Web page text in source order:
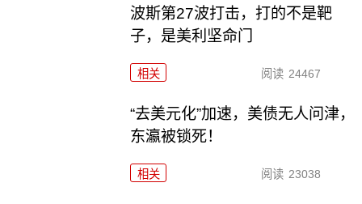
波斯第27波打击，打的不是靶
子，是美利坚命门
相关 阅读 24467
“去美元化”加速，美债无人问津，
东瀛被锁死！
相关 阅读 23038